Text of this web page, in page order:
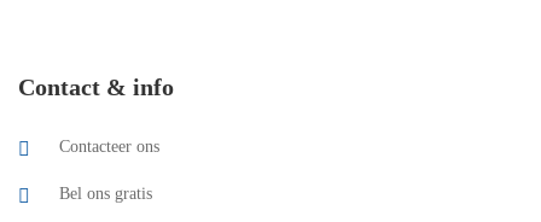
Contact & info
Contacteer ons
Bel ons gratis